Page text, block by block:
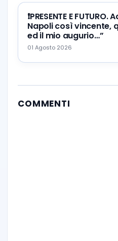
❗️PRESENTE E
Napoli così vincente,
ed il mio augurio…”
01 Agosto 2026
COMMENTI